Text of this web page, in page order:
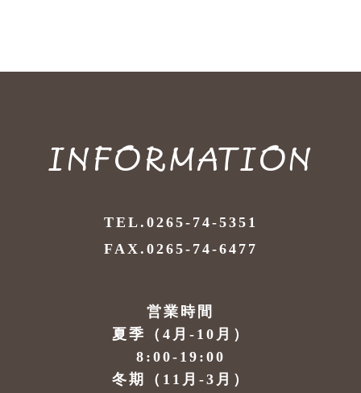
INFORMATION
TEL.0265-74-5351
FAX.0265-74-6477
営業時間
夏季（4月-10月）
8:00-19:00
冬期（11月-3月）